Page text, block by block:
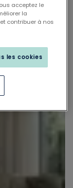
acceptez le
la
contribuer à nos
les cookies